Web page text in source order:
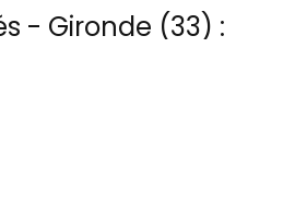
- Gironde (33) :